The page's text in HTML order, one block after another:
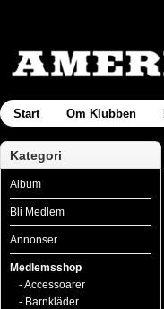
Start Om Klubben
Kategori
Album
Bli Medlem
Annonser
Medlemsshop
- Accessoarer
- Barnkläder